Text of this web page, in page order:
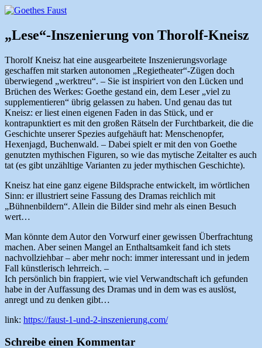
„Lese“-Inszenierung von Thorolf-Kneisz
Thorolf Kneisz hat eine ausgearbeitete Inszenierungsvorlage
geschaffen mit starken autonomen „Regietheater“-Zügen doch
überwiegend „werktreu“. – Sie ist inspiriert von den Lücken und
Brüchen des Werkes: Goethe gestand ein, dem Leser „viel zu
supplementieren“ übrig gelassen zu haben. Und genau das tut
Kneisz: er liest einen eigenen Faden in das Stück, und er
kontrapunktiert es mit den großen Rätseln der Furchtbarkeit, die die
Geschichte unserer Spezies aufgehäuft hat: Menschenopfer,
Hexenjagd, Buchenwald. – Dabei spielt er mit den von Goethe
genutzten mythischen Figuren, so wie das mytische Zeitalter es auch
tat (es gibt unzähltige Varianten zu jeder mythischen Geschichte).
Kneisz hat eine ganz eigene Bildsprache entwickelt, im wörtlichen
Sinn: er illustriert seine Fassung des Dramas reichlich mit
„Bühnenbildern“. Allein die Bilder sind mehr als einen Besuch
wert…
Man könnte dem Autor den Vorwurf einer gewissen Überfrachtung
machen. Aber seinen Mangel an Enthaltsamkeit fand ich stets
nachvollziehbar – aber mehr noch: immer interessant und in jedem
Fall künstlerisch lehrreich. –
Ich persönlich bin frappiert, wie viel Verwandtschaft ich gefunden
habe in der Auffassung des Dramas und in dem was es auslöst,
anregt und zu denken gibt…
link: https://faust-1-und-2-inszenierung.com/
Schreibe einen Kommentar